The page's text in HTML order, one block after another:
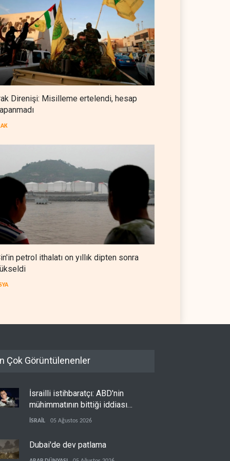
petrol üretimini rekor
çıkardı07 Ağustos 2026
anlaşması, İran’ın savaşı
kazandığını gösteriyor
BATI YARIM KÜRE
Foreign Affairs: ABD
Ortadoğu'dan elini çekmeli
BATI YARIM KÜRE 07 Ağustos 2026
Suudi Arabistan, Türkiye ve
Pakistan ortak savunma
anlaşması imzaladı
ARAP DÜNYASI 07 Ağustos 2026
Direnişi: Misilleme ertelendi, hesap
petrol ithalatı on yıllık dipten sonra
Çok Görüntülenenler
İsrailli istihbaratçı: ABD'nin
mühimmatının bittiği iddiası
bir iç kavga
İSRAİL 05 Ağustos 2026
Dubai'de dev patlama